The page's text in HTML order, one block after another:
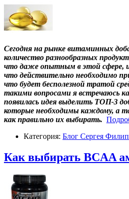
Сегодня на рынке витаминных
количество разнообразных
что даже опытным в этой сфере,
что действительно необходимо
что будет бесполезной тратой
такими вопросами я встречаюсь
появилась идея выделить ТОП-3
которые необходимы каждому, а
как правильно их выбирать.
Категория: Блог Сергея
Как выбирать BCAA